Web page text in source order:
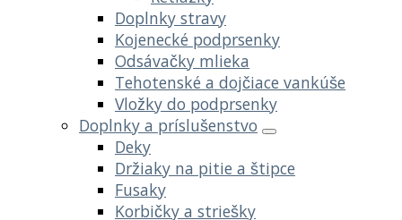
Doplnky stravy
Kojenecké podprsenky
Odsávačky mlieka
Tehotenské a dojčiace vankúše
Vložky do podprsenky
Doplnky a príslušenstvo
Deky
Držiaky na pitie a štipce
Fusaky
Korbičky a striešky